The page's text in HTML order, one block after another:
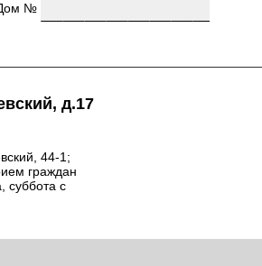
№
д.17
44-1;
граждан
суббота с